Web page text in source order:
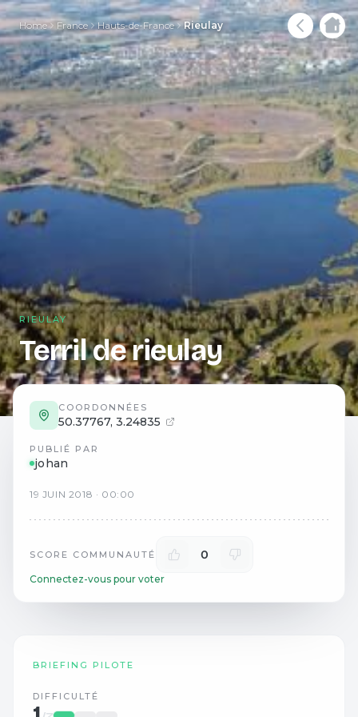
Home France Hauts-de-France Rieulay
RIEULAY
Terril de rieulay
COORDONNÉES
50.37767, 3.24835
PUBLIÉ PAR
johan
19 JUIN 2018 · 00:00
SCORE COMMUNAUTÉ 0
Connectez-vous pour voter
BRIEFING PILOTE
DIFFICULTÉ